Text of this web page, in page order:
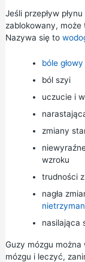
Jeśli przepływ
zablokowany,
Nazywa się to
bóle głowy
ból szyi
uczucie i
zmiany
wzroku
trudności
nagła
nasilająca
Guzy mózgu
mózgu i leczyć,